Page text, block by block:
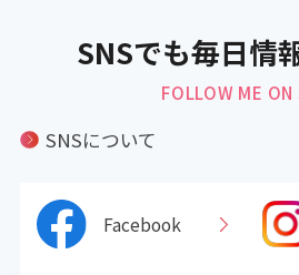
SNSでも毎日情
FOLLOW ME ON
SNSについて
Facebook